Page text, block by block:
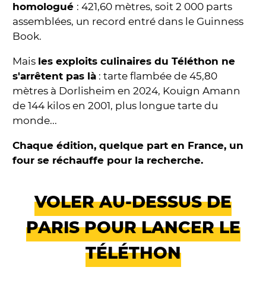
homologué : 421,60 mètres, soit 2 000 parts
assemblées, un record entré dans le Guinness
Book.
Mais les exploits culinaires du Téléthon ne
s'arrêtent pas là : tarte flambée de 45,80
mètres à Dorlisheim en 2024, Kouign Amann
de 144 kilos en 2001, plus longue tarte du
monde...
Chaque édition, quelque part en France, un
four se réchauffe pour la recherche.
VOLER AU-DESSUS DE
PARIS POUR LANCER LE
TÉLÉTHON